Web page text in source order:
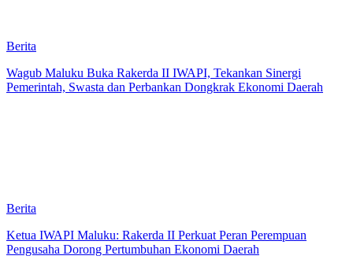
Berita
Wagub Maluku Buka Rakerda II IWAPI, Tekankan Sinergi
Pemerintah, Swasta dan Perbankan Dongkrak Ekonomi Daerah
Berita
Ketua IWAPI Maluku: Rakerda II Perkuat Peran Perempuan
Pengusaha Dorong Pertumbuhan Ekonomi Daerah